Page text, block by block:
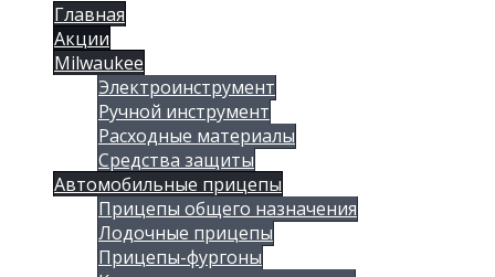
Главная
Акции
Milwaukee
Электроинструмент
Ручной инструмент
Расходные материалы
Средства защиты
Автомобильные прицепы
Прицепы общего назначения
Лодочные прицепы
Прицепы-фургоны